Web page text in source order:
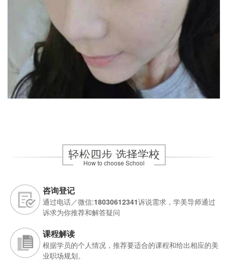
轻松四步 选择学校
How to choose School
咨询登记
通过电话／微信:18030612341诉说需求，学美导师通过
诉求为你推荐和解答疑问
课程解读
根据学员的个人情况，推荐要适合的课程和给出相应的美
业职场规划。